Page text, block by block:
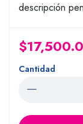
descripción
Cantidad